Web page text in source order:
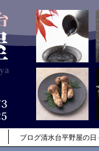
ブログ清水台平野屋の日